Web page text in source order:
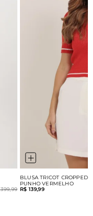
BLUSA TRICOT CROPPED
PUNHO VERMELHO
R$ 139,99